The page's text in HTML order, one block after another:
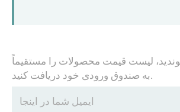
لیست قیمت محصولات را مستقیماً
به صندوق ورودی خود دریافت کنید.